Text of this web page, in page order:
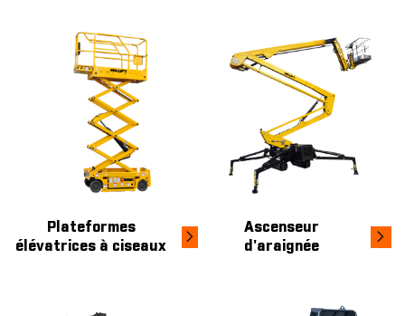
Plateformes
élévatrices à ciseaux
Ascenseur
d'araignée